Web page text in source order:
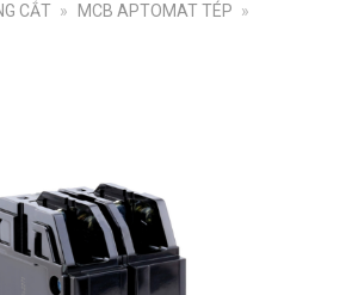
CẮT » MCB APTOMAT TÉP »